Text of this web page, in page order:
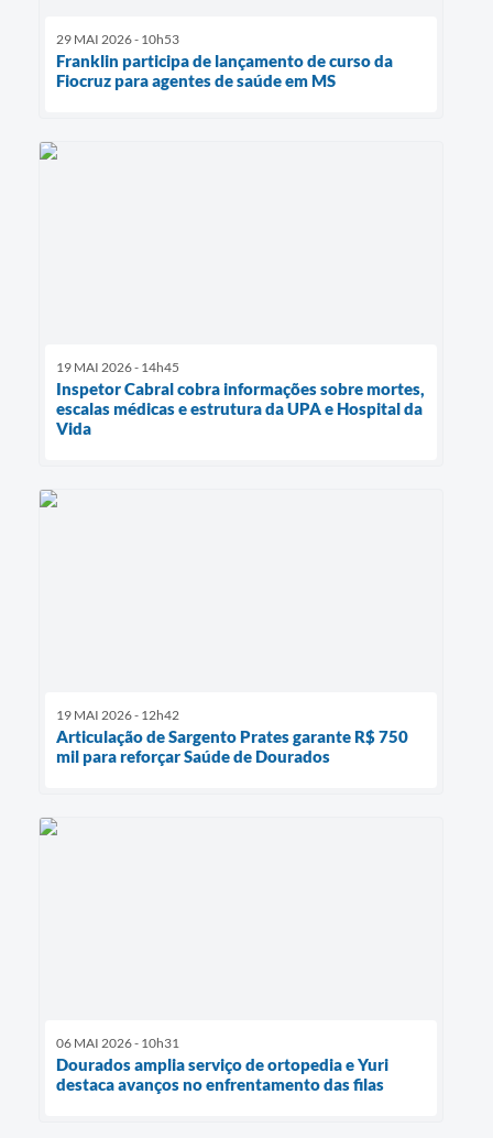
29 MAI 2026 - 10h53
Franklin participa de lançamento de curso da
Fiocruz para agentes de saúde em MS
19 MAI 2026 - 14h45
Inspetor Cabral cobra informações sobre mortes,
escalas médicas e estrutura da UPA e Hospital da
Vida
19 MAI 2026 - 12h42
Articulação de Sargento Prates garante R$ 750
mil para reforçar Saúde de Dourados
06 MAI 2026 - 10h31
Dourados amplia serviço de ortopedia e Yuri
destaca avanços no enfrentamento das filas